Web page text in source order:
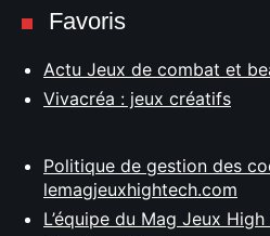
Favoris
Actu Jeux de combat et
Vivacréa : jeux créatifs
Politique de gestion des
lemagjeuxhightech.com
L’équipe du Mag Jeux High